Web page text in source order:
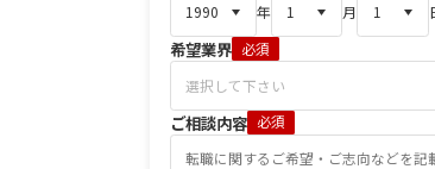
年
月
希望業界 必須
ご相談内容 必須